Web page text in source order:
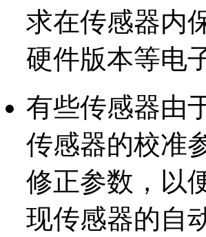
求在传感器内
硬件版本等电
有些传感器由
传感器的校准
修正参数，以
现传感器的自